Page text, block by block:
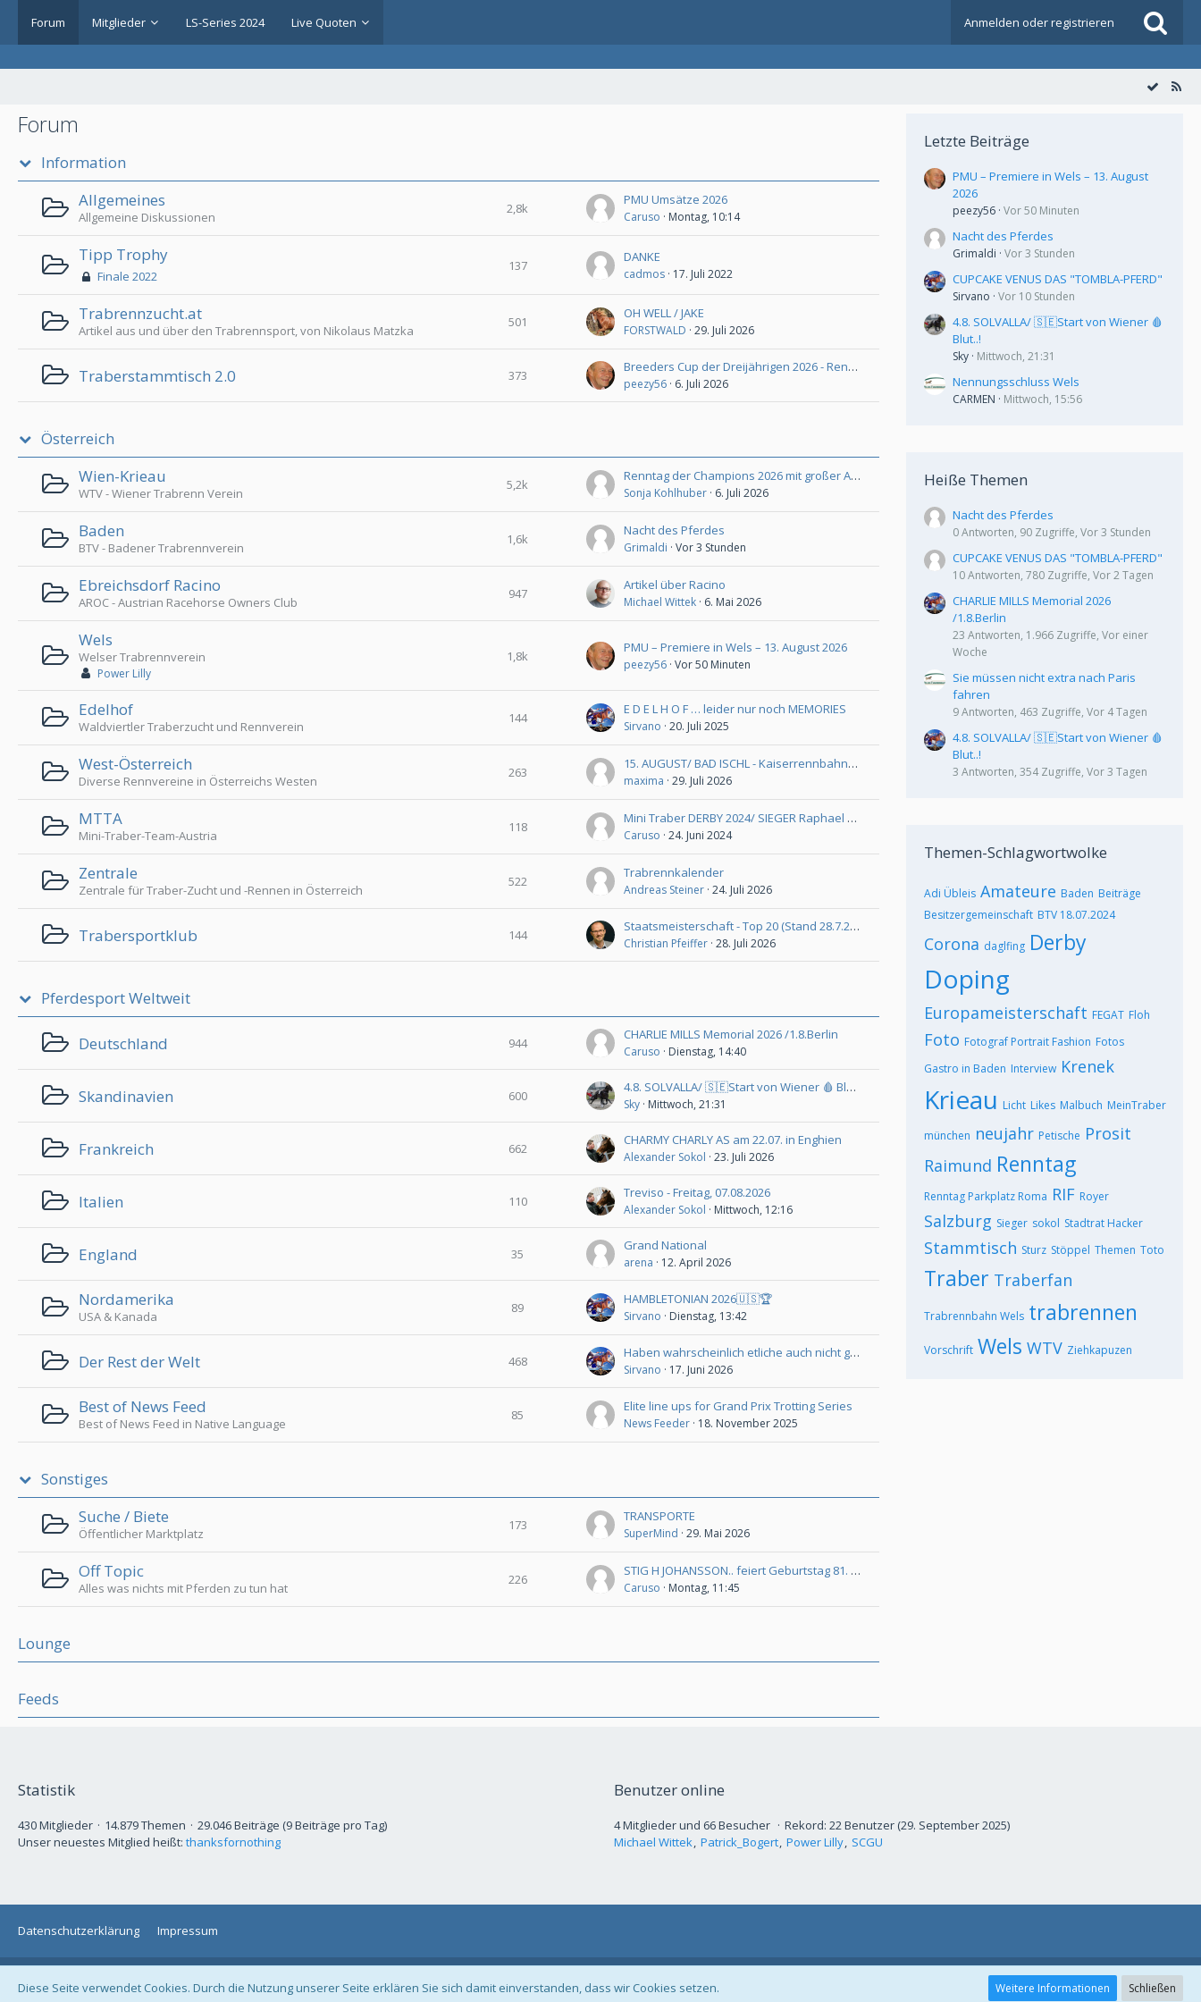
Forum Mitglieder LS-Series 2024 Live Quoten Anmelden oder registrieren
Forum
Information
Allgemeines
Allgemeine Diskussionen
2,8k
PMU Umsätze 2026
Caruso Montag, 10:14
Tipp Trophy
Finale 2022
137
DANKE
cadmos 17. Juli 2022
Trabrennzucht.at
Artikel aus und über den Trabrennsport, von Nikolaus Matzka
501
OH WELL / JAKE
FORSTWALD 29. Juli 2026
Traberstammtisch 2.0 373
Breeders Cup der Dreijährigen 2026 - Rennserie
peezy56 6. Juli 2026
Österreich
Wien-Krieau
WTV - Wiener Trabrenn Verein
5,2k
Renntag der Champions 2026 mit großer After-Show Party - Samstag 23.05.
Sonja Kohlhuber 6. Juli 2026
Baden
BTV - Badener Trabrennverein
1,6k
Nacht des Pferdes
Grimaldi Vor 3 Stunden
Ebreichsdorf Racino
AROC - Austrian Racehorse Owners Club
947
Artikel über Racino
Michael Wittek 6. Mai 2026
Wels
Welser Trabrennverein
Power Lilly
1,8k
PMU – Premiere in Wels – 13. August 2026
peezy56 Vor 50 Minuten
Edelhof
Waldviertler Traberzucht und Rennverein
144
E D E L H O F … leider nur noch MEMORIES
Sirvano 20. Juli 2025
West-Österreich
Diverse Rennvereine in Österreichs Westen
263
15. AUGUST/ BAD ISCHL - Kaiserrennbahn/ Ausschreibung
maxima 29. Juli 2026
MTTA
Mini-Traber-Team-Austria
118
Mini Traber DERBY 2024/ SIEGER Raphael PREINING
Caruso 24. Juni 2024
Zentrale
Zentrale für Traber-Zucht und -Rennen in Österreich
522
Trabrennkalender
Andreas Steiner 24. Juli 2026
Trabersportklub 144
Staatsmeisterschaft - Top 20 (Stand 28.7.2026)
Christian Pfeiffer 28. Juli 2026
Pferdesport Weltweit
Deutschland 944
CHARLIE MILLS Memorial 2026 /1.8.Berlin
Caruso Dienstag, 14:40
Skandinavien 600
4.8. SOLVALLA/ 🇸🇪Start von Wiener 🩸 Blut..!
Sky Mittwoch, 21:31
Frankreich 662
CHARMY CHARLY AS am 22.07. in Enghien
Alexander Sokol 23. Juli 2026
Italien 110
Treviso - Freitag, 07.08.2026
Alexander Sokol Mittwoch, 12:16
England 35
Grand National
arena 12. April 2026
Nordamerika
USA & Kanada
89
HAMBLETONIAN 2026🇺🇸🏆
Sirvano Dienstag, 13:42
Der Rest der Welt 468
Haben wahrscheinlich etliche auch nicht gewusst…
Sirvano 17. Juni 2026
Best of News Feed
Best of News Feed in Native Language
85
Elite line ups for Grand Prix Trotting Series
News Feeder 18. November 2025
Sonstiges
Suche / Biete
Öffentlicher Marktplatz
173
TRANSPORTE
SuperMind 29. Mai 2026
Off Topic
Alles was nichts mit Pferden zu tun hat
226
STIG H JOHANSSON.. feiert Geburtstag 81. Jahre
Caruso Montag, 11:45
Lounge
Feeds
Letzte Beiträge
PMU – Premiere in Wels – 13. August
2026
peezy56 Vor 50 Minuten
Nacht des Pferdes
Grimaldi Vor 3 Stunden
CUPCAKE VENUS DAS "TOMBLA-PFERD"
Sirvano Vor 10 Stunden
4.8. SOLVALLA/ 🇸🇪Start von Wiener 🩸
Blut..!
Sky Mittwoch, 21:31
Nennungsschluss Wels
CARMEN Mittwoch, 15:56
Heiße Themen
Nacht des Pferdes
0 Antworten, 90 Zugriffe, Vor 3 Stunden
CUPCAKE VENUS DAS "TOMBLA-PFERD"
10 Antworten, 780 Zugriffe, Vor 2 Tagen
CHARLIE MILLS Memorial 2026
/1.8.Berlin
23 Antworten, 1.966 Zugriffe, Vor einer
Woche
Sie müssen nicht extra nach Paris
fahren
9 Antworten, 463 Zugriffe, Vor 4 Tagen
4.8. SOLVALLA/ 🇸🇪Start von Wiener 🩸
Blut..!
3 Antworten, 354 Zugriffe, Vor 3 Tagen
Themen-Schlagwortwolke
Adi Übleis Amateure Baden Beiträge
Besitzergemeinschaft BTV 18.07.2024
Corona daglfing Derby
Doping
Europameisterschaft FEGAT Floh
Foto Fotograf Portrait Fashion Fotos
Gastro in Baden Interview Krenek
Krieau Licht Likes Malbuch MeinTraber
münchen neujahr Petische Prosit
Raimund Renntag
Renntag Parkplatz Roma RIF Royer
Salzburg Sieger sokol Stadtrat Hacker
Stammtisch Sturz Stöppel Themen Toto
Traber Traberfan
Trabrennbahn Wels trabrennen
Vorschrift Wels WTV Ziehkapuzen
Statistik
430 Mitglieder 14.879 Themen
29.046 Beiträge (9 Beiträge pro Tag)
Unser neuestes Mitglied heißt: thanksfornothing
Benutzer online
4 Mitglieder und 66 Besucher Rekord: 22 Benutzer (29. September 2025)
Michael Wittek Patrick_Bogert Power Lilly SCGU
Datenschutzerklärung Impressum
Community-Software:WoltLab Suite™
Diese Seite verwendet Cookies. Durch die Nutzung unserer Seite erklären Sie sich damit einverstanden, dass wir Cookies setzen. Weitere Informationen Schließen